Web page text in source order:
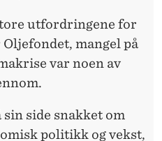
utfordringene for
mangel på
var noen av
side snakket om
politikk og vekst,